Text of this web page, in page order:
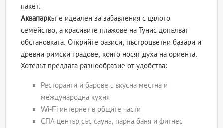
пакет.
Аквапаркът е идеален за забавления с цялото
семейство, а красивите плажове на Тунис допълват
обстановката. Открийте оазиси, пъстроцветни базари и
древни римски градове, които носят духа на ориента.
Хотелът предлага разнообразие от удобства:
Ресторанти и барове с вкусна местна и
международна кухня
Wi-Fi интернет в общите части
СПА център със сауна, парна баня и фитнес